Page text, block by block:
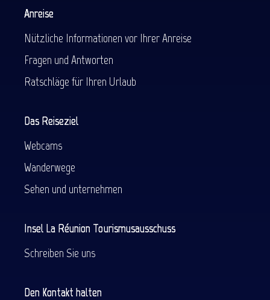
Anreise
Nützliche Informationen vor Ihrer Anreise
Fragen und Antworten
Ratschläge für Ihren Urlaub
Das Reiseziel
Webcams
Wanderwege
Sehen und unternehmen
Insel La Réunion Tourismusausschuss
Schreiben Sie uns
Den Kontakt halten